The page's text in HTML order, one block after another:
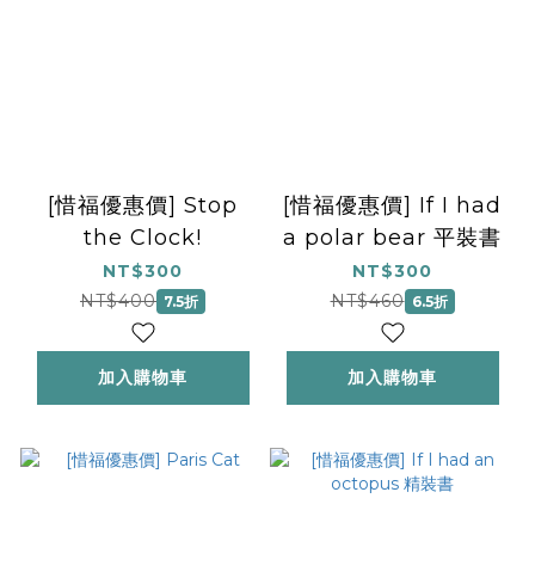
[惜福優惠價] Stop
the Clock!
NT$300
NT$400 7.5折
加入購物車
[惜福優惠價] If I had
a polar bear 平裝書
NT$300
NT$460 6.5折
加入購物車